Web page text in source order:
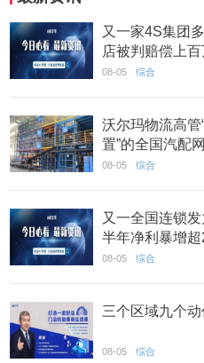
又一家4S集团
店被判赔偿上
系建设 丨AC早报
08-05 综合
沃尔玛物流高管
置”的全国汽配
意？
08-05 综合
又一全国连锁
半年净利暴增
时代” 丨AC早报
08-05 综合
三个区域九个
08-05 综合